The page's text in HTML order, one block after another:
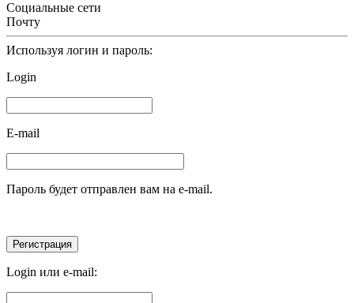
Социальные сети
Почту
Используя логин и пароль:
Login
E-mail
Пароль будет отправлен вам на e-mail.
Login или e-mail: